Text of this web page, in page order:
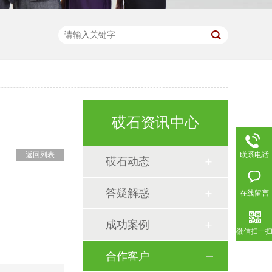
返回列表
砹石资讯中心
砹石动态
答疑解惑
成功案例
合作客户
联系电话
在线留言
微信扫一扫